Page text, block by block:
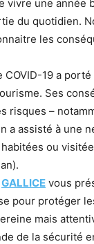
vivre une
du quotidien.
les
COVID-19 a
Ses
risques –
a assisté à une
ou
GALLICE vous
pour protéger
mais
de la sécurité